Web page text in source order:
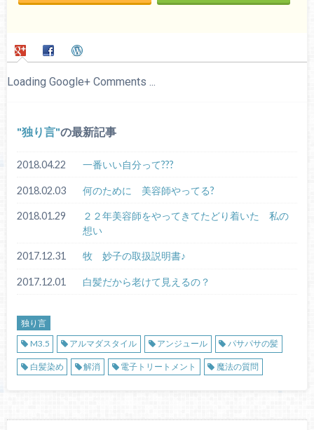
Loading Google+ Comments ...
独り言 の最新記事
2018.04.22 一番いい自分って???
2018.02.03 何のために 美容師やってる?
2018.01.29
２２年美容師をやってきてたどり着いた 私の
想い
2017.12.31 牧 妙子の取扱説明書♪
2017.12.01 白髪だから老けて見えるの？
独り言
M3.5
アルマダスタイル アンジュール パサパサの髪
白髪染め 解消 電子トリートメント 魔法の質問